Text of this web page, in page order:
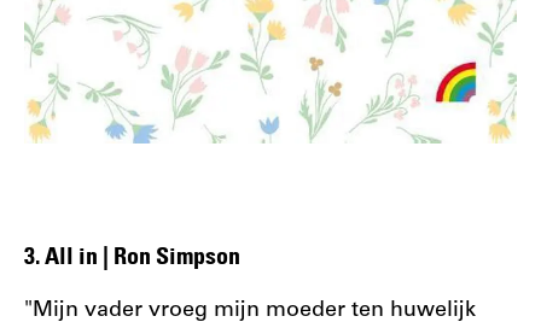
3. All in | Ron Simpson
"Mijn vader vroeg mijn moeder ten huwelijk